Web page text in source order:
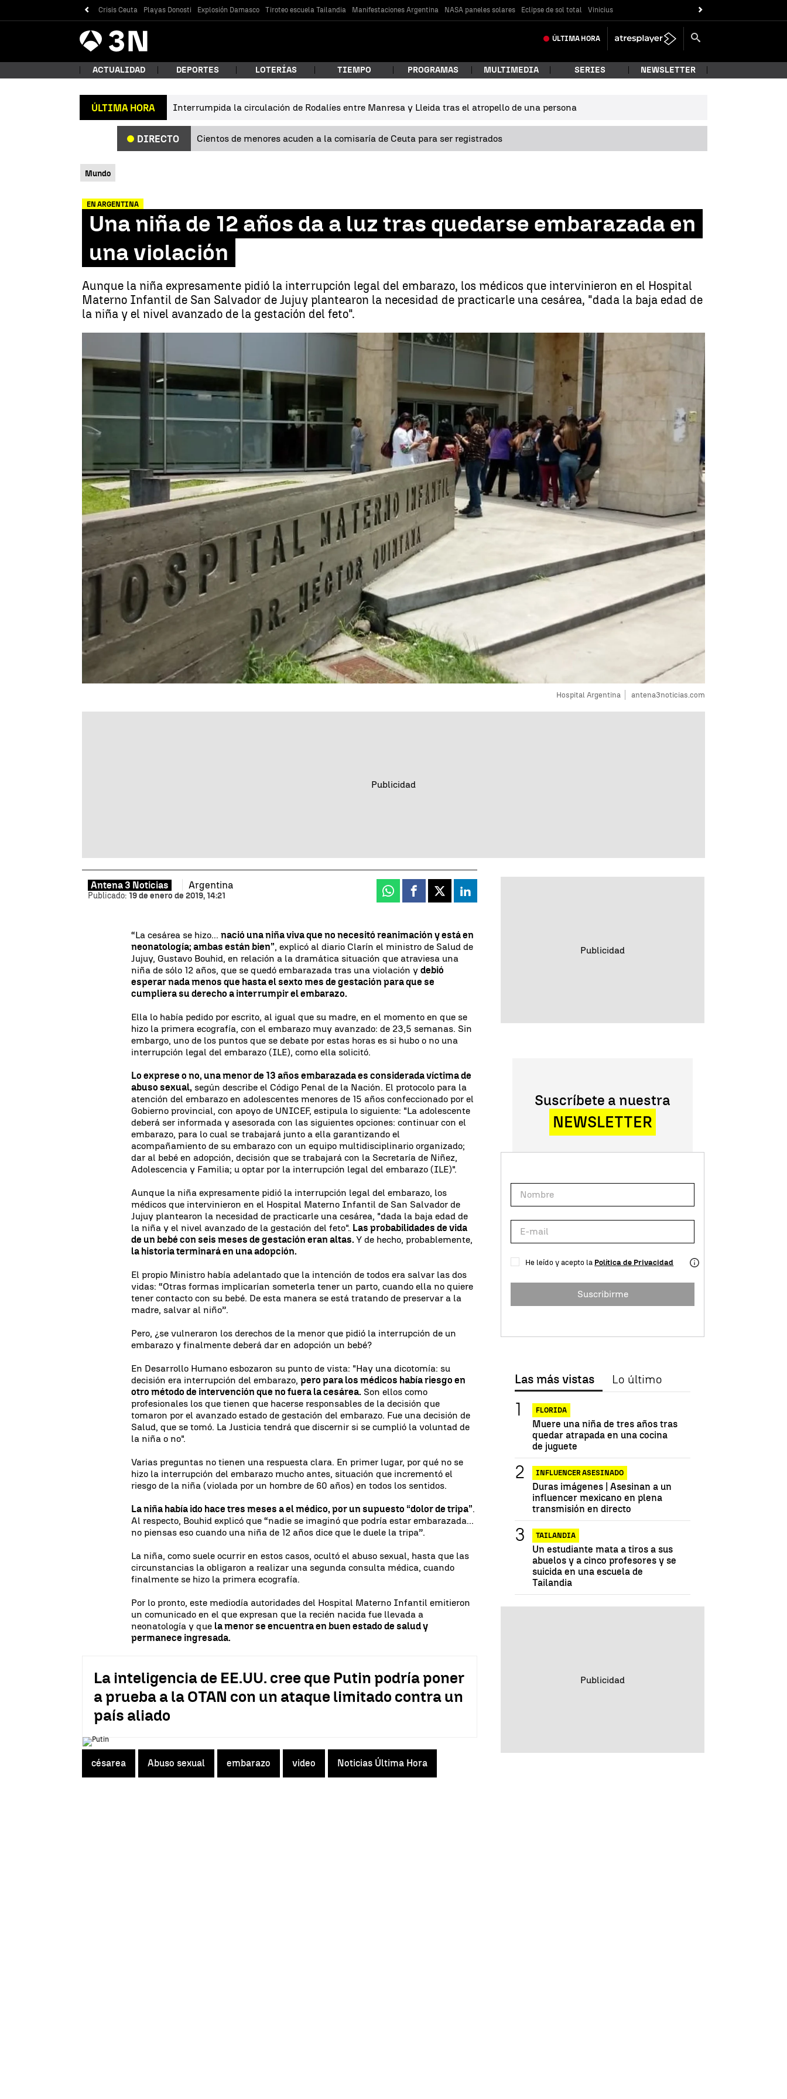
Crisis Ceuta Playas Donosti Explosión Damasco Tiroteo escuela Tailandia Manifestaciones Argentina NASA paneles solares Eclipse de sol total Vinicius
Antena
3 Noticias ÚLTIMA HORA
¿Qué estás buscando?
ACTUALIDAD DEPORTES LOTERÍAS TIEMPO PROGRAMAS MULTIMEDIA SERIES NEWSLETTER
ÚLTIMA HORA Interrumpida la circulación de Rodalíes entre Manresa y Lleida tras el atropello de una persona
DIRECTO Cientos de menores acuden a la comisaría de Ceuta para ser registrados
Mundo
EN ARGENTINA
Una niña de 12 años da a luz tras quedarse embarazada en
una violación
Aunque la niña expresamente pidió la interrupción legal del embarazo, los médicos que intervinieron en el Hospital
Materno Infantil de San Salvador de Jujuy plantearon la necesidad de practicarle una cesárea, "dada la baja edad de
la niña y el nivel avanzado de la gestación del feto".
Hospital Argentina antena3noticias.com
Antena 3 Noticias Argentina
Publicado: 19 de enero de 2019, 14:21 Whatsapp
Facebook
X Linkedin
“La cesárea se hizo...nació una niña viva que no necesitó reanimación y está en
neonatología; ambas están bien”, explicó al diario Clarín el ministro de Salud de
Jujuy, Gustavo Bouhid, en relación a la dramática situación que atraviesa una
niña de sólo 12 años, que se quedó embarazada tras una violación ydebió
esperar nada menos que hasta el sexto mes de gestación para que se
cumpliera su derecho a interrumpir el embarazo.
Ella lo había pedido por escrito, al igual que su madre, en el momento en que se
hizo la primera ecografía, con el embarazo muy avanzado: de 23,5 semanas. Sin
embargo, uno de los puntos que se debate por estas horas es si hubo o no una
interrupción legal del embarazo (ILE), como ella solicitó.
Lo exprese o no, una menor de 13 años embarazada es considerada víctima de
abuso sexual, según describe el Código Penal de la Nación. El protocolo para la
atención del embarazo en adolescentes menores de 15 años confeccionado por el
Gobierno provincial, con apoyo de UNICEF, estipula lo siguiente: "La adolescente
deberá ser informada y asesorada con las siguientes opciones: continuar con el
embarazo, para lo cual se trabajará junto a ella garantizando el
acompañamiento de su embarazo con un equipo multidisciplinario organizado;
dar al bebé en adopción, decisión que se trabajará con la Secretaría de Niñez,
Adolescencia y Familia; u optar por la interrupción legal del embarazo (ILE)".
Aunque la niña expresamente pidió la interrupción legal del embarazo, los
médicos que intervinieron en el Hospital Materno Infantil de San Salvador de
Jujuy plantearon la necesidad de practicarle una cesárea, "dada la baja edad de
la niña y el nivel avanzado de la gestación del feto". Las probabilidades de vida
de un bebé con seis meses de gestación eran altas.Y de hecho, probablemente,
la historia terminará en una adopción.
El propio Ministro había adelantado que la intención de todos era salvar las dos
vidas: “Otras formas implicarían someterla tener un parto, cuando ella no quiere
tener contacto con su bebé. De esta manera se está tratando de preservar a la
madre, salvar al niño”.
Pero, ¿se vulneraron los derechos de la menor que pidió la interrupción de un
embarazo y finalmente deberá dar en adopción un bebé?
En Desarrollo Humano esbozaron su punto de vista: "Hay una dicotomía: su
decisión era interrupción del embarazo,pero para los médicos había riesgo en
otro método de intervención que no fuera la cesárea. Son ellos como
profesionales los que tienen que hacerse responsables de la decisión que
tomaron por el avanzado estado de gestación del embarazo. Fue una decisión de
Salud, que se tomó. La Justicia tendrá que discernir si se cumplió la voluntad de
la niña o no".
Varias preguntas no tienen una respuesta clara. En primer lugar, por qué no se
hizo la interrupción del embarazo mucho antes, situación que incrementó el
riesgo de la niña (violada por un hombre de 60 años) en todos los sentidos.
La niña había ido hace tres meses a el médico, por un supuesto “dolor de tripa”.
Al respecto, Bouhid explicó que “nadie se imaginó que podría estar embarazada...
no piensas eso cuando una niña de 12 años dice que le duele la tripa”.
La niña, como suele ocurrir en estos casos, ocultó el abuso sexual, hasta que las
circunstancias la obligaron a realizar una segunda consulta médica, cuando
finalmente se hizo la primera ecografía.
Por lo pronto, este mediodía autoridades del Hospital Materno Infantil emitieron
un comunicado en el que expresan que la recién nacida fue llevada a
neonatología y que la menor se encuentra en buen estado de salud y
permanece ingresada.
La inteligencia de EE.UU. cree que Putin podría poner
a prueba a la OTAN con un ataque limitado contra un
país aliado
césarea Abuso sexual embarazo video Noticias Última Hora
Suscríbete a nuestra
NEWSLETTER
He leído y acepto la Política de Privacidad
Suscribirme
Las más vistas Lo último
FLORIDA
Muere una niña de tres años tras
quedar atrapada en una cocina
de juguete
INFLUENCER ASESINADO
Duras imágenes | Asesinan a un
influencer mexicano en plena
transmisión en directo
TAILANDIA
Un estudiante mata a tiros a sus
abuelos y a cinco profesores y se
suicida en una escuela de
Tailandia